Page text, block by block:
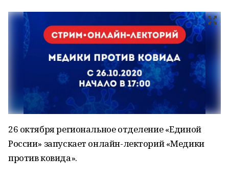
26 октября региональное отделение «Единой
России» запускает онлайн-лекторий «Медики
против ковида».